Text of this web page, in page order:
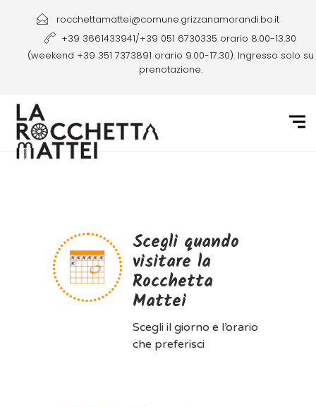
rocchettamattei@comune.grizzanamorandi.bo.it
+39 3661433941/+39 051 6730335 orario 8.00-13.30
(weekend +39 351 7373891 orario 9.00-17.30). Ingresso solo su
prenotazione.
Scegli quando
visitare la
Rocchetta
Mattei
Scegli il giorno e l’orario
che preferisci